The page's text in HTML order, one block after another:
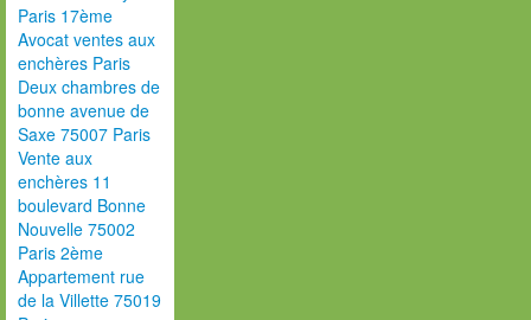
Paris 17ème
Avocat ventes aux
enchères Paris
Deux chambres de
bonne avenue de
Saxe 75007 Paris
Vente aux
enchères 11
boulevard Bonne
Nouvelle 75002
Paris 2ème
Appartement rue
de la Villette 75019